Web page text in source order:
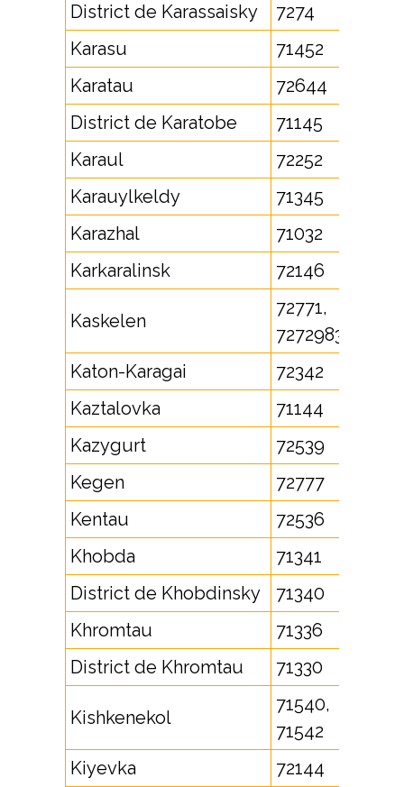
District de Karassaisky
7274
Karasu
71452
Karatau
72644
District de Karatobe
71145
Karaul
72252
Karauylkeldy
71345
Karazhal
71032
Karkaralinsk
72146
Kaskelen
72771,
7272983
Katon-Karagai
72342
Kaztalovka
71144
Kazygurt
72539
Kegen
72777
Kentau
72536
Khobda
71341
District de Khobdinsky
71340
Khromtau
71336
District de Khromtau
71330
Kishkenekol
71540,
71542
Kiyevka
72144